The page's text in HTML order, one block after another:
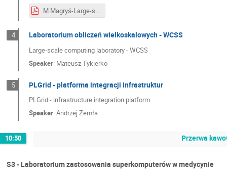
M.Magryś-Large-scale computing laboratory - Cyfronet.pdf
4 Laboratorium obliczeń wielkoskalowych - WCSS
Large-scale computing laboratory - WCSS
Speaker: Mateusz Tykierko
5 PLGrid - platforma integracji infrastruktur
PLGrid - infrastructure integration platform
Speaker:Andrzej Zemła
10:50 Przerwa
S3 - Laboratorium zastosowania superkomputerów w medycynie